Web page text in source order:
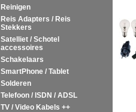
Reinigen
Reis Adapters / Reis
Stekkers
Satelliet / Schotel
accessoires
Schakelaars
SmartPhone / Tablet
Solderen
Telefoon / ISDN / ADSL
TV / Video Kabels ++